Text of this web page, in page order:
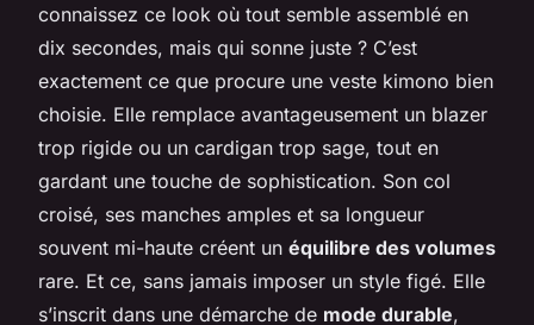
connaissez ce look où tout semble assemblé en
dix secondes, mais qui sonne juste ? C’est
exactement ce que procure une veste kimono bien
choisie. Elle remplace avantageusement un blazer
trop rigide ou un cardigan trop sage, tout en
gardant une touche de sophistication. Son col
croisé, ses manches amples et sa longueur
souvent mi-haute créent un équilibre des volumes
rare. Et ce, sans jamais imposer un style figé. Elle
s’inscrit dans une démarche de mode durable,